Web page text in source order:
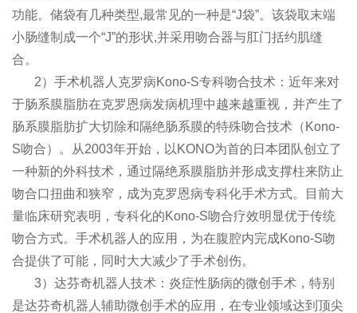
功能。储袋有几种类型,最常见的一种是“J袋”。该袋取末端
小肠缝制成一个“J”的形状,并采用吻合器与肛门括约肌缝
合。
2）手术机器人克罗病Kono-S专科吻合技术：近年来对
于肠系膜脂肪在克罗恩病发病机理中越来越重视，并产生了
肠系膜脂肪扩大切除和隔绝肠系膜的特殊吻合技术（Kono-
S吻合）。从2003年开始，以KONO为首的日本团队创立了
一种新的外科技术，通过隔绝系膜脂肪并形成支撑柱来防止
吻合口扭曲和狭窄，成为克罗恩病专科化手术方式。目前大
量临床研究表明，专科化的Kono-S吻合疗效明显优于传统
吻合方式。手术机器人的应用，为在腹腔内完成Kono-S吻
合提供了可能，同时大大减少了手术创伤。
3）达芬奇机器人技术：炎症性肠病的微创手术，特别
是达芬奇机器人辅助微创手术的应用，在专业领域达到顶尖